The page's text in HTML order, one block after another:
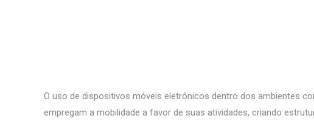
O uso de dispositivos móveis eletrônicos dentro dos ambientes
empregam a mobilidade a favor de suas atividades, criando